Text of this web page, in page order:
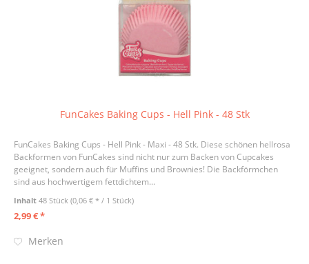
FunCakes Baking Cups - Hell Pink - 48 Stk
FunCakes Baking Cups - Hell Pink - Maxi - 48 Stk. Diese schönen hellrosa
Backformen von FunCakes sind nicht nur zum Backen von Cupcakes
geeignet, sondern auch für Muffins und Brownies! Die Backförmchen
sind aus hochwertigem fettdichtem...
Inhalt48 Stück(0,06 € * / 1 Stück)
2,99 € *
Merken